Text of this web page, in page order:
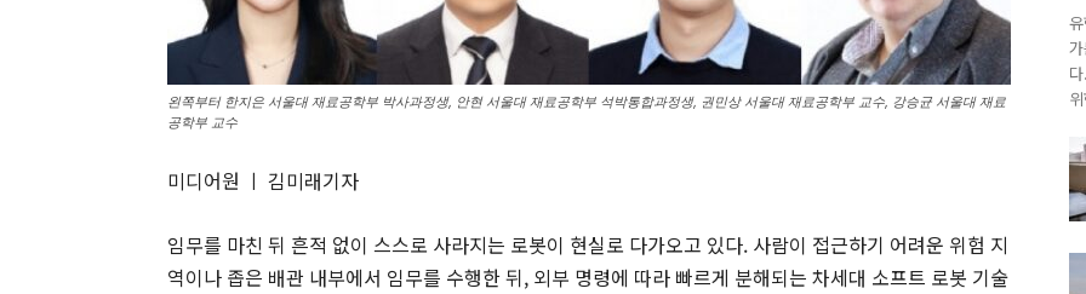
왼쪽부터 한지은 서울대 재료공학부 박사과정생, 안현 서울대 재료공학부 석박통합과정생, 권민상 서울대 재료공학부 교수, 강승균 서울대 재료
공학부 교수
미디어원 ㅣ 김미래기자
임무를 마친 뒤 흔적 없이 스스로 사라지는 로봇이 현실로 다가오고 있다. 사람이 접근하기 어려운 위험 지
역이나 좁은 배관 내부에서 임무를 수행한 뒤, 외부 명령에 따라 빠르게 분해되는 차세대 소프트 로봇 기술